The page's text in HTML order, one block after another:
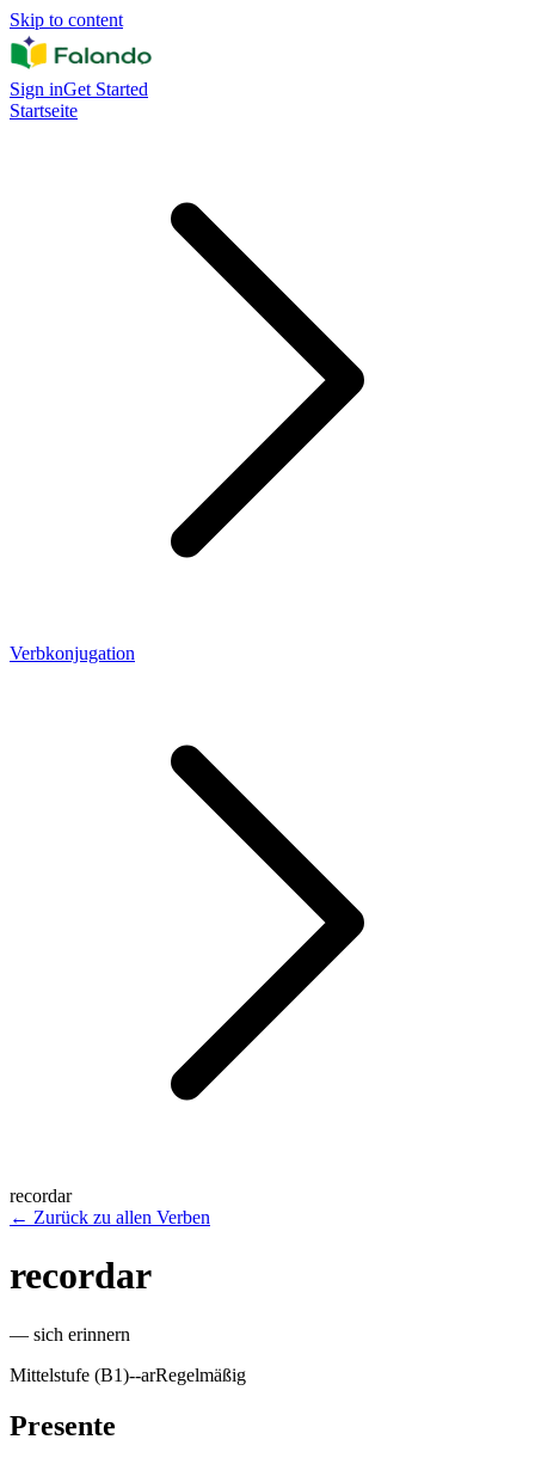
Skip to content
Sign inGet Started
Startseite
Verbkonjugation
recordar
← Zurück zu allen Verben
recordar
— sich erinnern
Mittelstufe (B1)--arRegelmäßig
Presente